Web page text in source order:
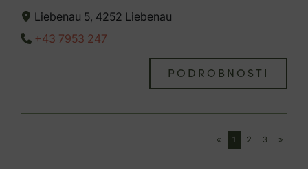
Liebenau 5, 4252 Liebenau
+43 7953 247
PODROBNOSTI
« 1 2 3 »